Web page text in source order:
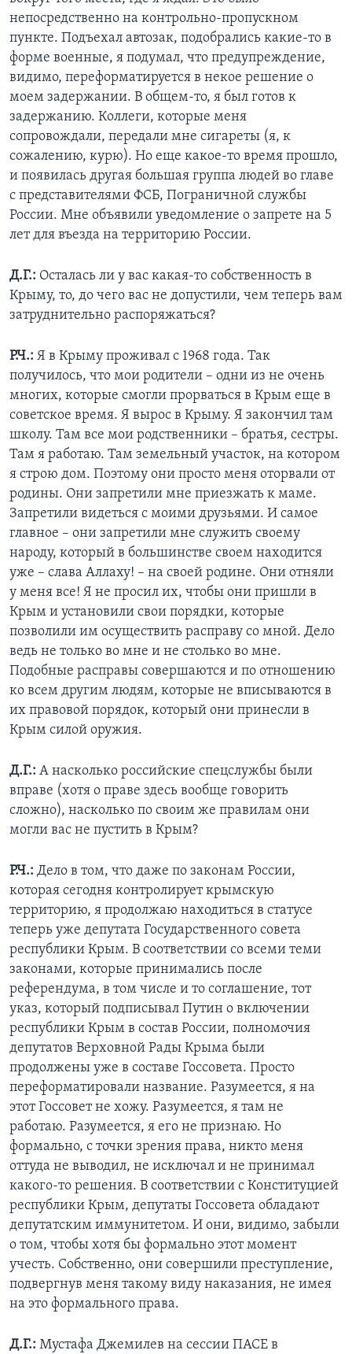
непосредственно на контрольно-пропускном
пункте. Подъехал автозак, подобрались какие-то в
форме военные, я подумал, что предупреждение,
видимо, переформатируется в некое решение о
моем задержании. В общем-то, я был готов к
задержанию. Коллеги, которые меня
сопровождали, передали мне сигареты (я, к
сожалению, курю). Но еще какое-то время прошло,
и появилась другая большая группа людей во главе
с представителями ФСБ, Пограничной службы
России. Мне объявили уведомление о запрете на 5
лет для въезда на территорию России.
Д.Г.: Осталась ли у вас какая-то собственность в
Крыму, то, до чего вас не допустили, чем теперь вам
затруднительно распоряжаться?
Р.Ч.: Я в Крыму проживал с 1968 года. Так
получилось, что мои родители – одни из не очень
многих, которые смогли прорваться в Крым еще в
советское время. Я вырос в Крыму. Я закончил там
школу. Там все мои родственники – братья, сестры.
Там я работаю. Там земельный участок, на котором
я строю дом. Поэтому они просто меня оторвали от
родины. Они запретили мне приезжать к маме.
Запретили видеться с моими друзьями. И самое
главное – они запретили мне служить своему
народу, который в большинстве своем находится
уже – слава Аллаху! – на своей родине. Они отняли
у меня все! Я не просил их, чтобы они пришли в
Крым и установили свои порядки, которые
позволили им осуществить расправу со мной. Дело
ведь не только во мне и не столько во мне.
Подобные расправы совершаются и по отношению
ко всем другим людям, которые не вписываются в
их правовой порядок, который они принесли в
Крым силой оружия.
Д.Г.: А насколько российские спецслужбы были
вправе (хотя о праве здесь вообще говорить
сложно), насколько по своим же правилам они
могли вас не пустить в Крым?
Р.Ч.: Дело в том, что даже по законам России,
которая сегодня контролирует крымскую
территорию, я продолжаю находиться в статусе
теперь уже депутата Государственного совета
республики Крым. В соответствии со всеми теми
законами, которые принимались после
референдума, в том числе и то соглашение, тот
указ, который подписывал Путин о включении
республики Крым в состав России, полномочия
депутатов Верховной Рады Крыма были
продолжены уже в составе Госсовета. Просто
переформатировали название. Разумеется, я на
этот Госсовет не хожу. Разумеется, я там не
работаю. Разумеется, я его не признаю. Но
формально, с точки зрения права, никто меня
оттуда не выводил, не исключал и не принимал
какого-то решения. В соответствии с Конституцией
республики Крым, депутаты Госсовета обладают
депутатским иммунитетом. И они, видимо, забыли
о том, чтобы хотя бы формально этот момент
учесть. Собственно, они совершили преступление,
подвергнув меня такому виду наказания, не имея
на это формального права.
Д.Г.: Мустафа Джемилев на сессии ПАСЕ в